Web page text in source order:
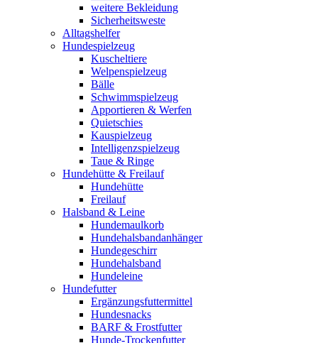
weitere Bekleidung
Sicherheitsweste
Alltagshelfer
Hundespielzeug
Kuscheltiere
Welpenspielzeug
Bälle
Schwimmspielzeug
Apportieren & Werfen
Quietschies
Kauspielzeug
Intelligenzspielzeug
Taue & Ringe
Hundehütte & Freilauf
Hundehütte
Freilauf
Halsband & Leine
Hundemaulkorb
Hundehalsbandanhänger
Hundegeschirr
Hundehalsband
Hundeleine
Hundefutter
Ergänzungsfuttermittel
Hundesnacks
BARF & Frostfutter
Hunde-Trockenfutter